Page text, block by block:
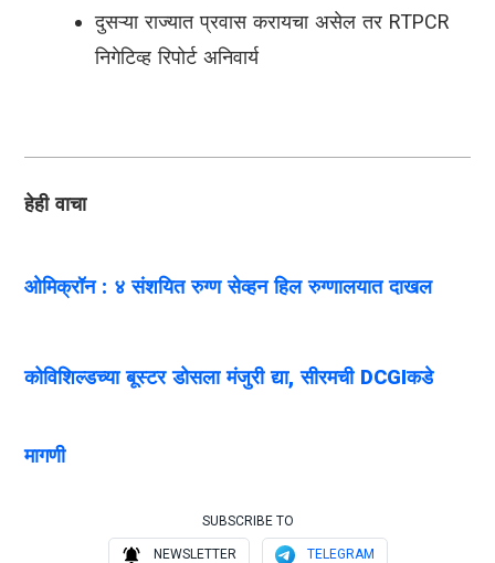
दुसऱ्या राज्यात प्रवास करायचा असेल तर RTPCR
निगेटिव्ह रिपोर्ट अनिवार्य
हेही वाचा
ओमिक्रॉन : ४ संशयित रुग्ण सेव्हन हिल रुग्णालयात दाखल
कोविशिल्डच्या बूस्टर डोसला मंजुरी द्या, सीरमची DCGIकडे
मागणी
SUBSCRIBE TO
NEWSLETTER TELEGRAM